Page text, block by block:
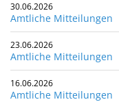
30.06.2026
Amtliche Mitteilungen
23.06.2026
Amtliche Mitteilungen
16.06.2026
Amtliche Mitteilungen